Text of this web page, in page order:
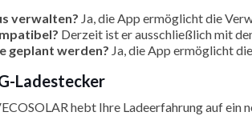
verwalten? Ja, die App ermöglicht die
Derzeit ist er ausschließlich mit
geplant werden? Ja, die App ermöglicht
Ladestecker
hebt Ihre Ladeerfahrung auf